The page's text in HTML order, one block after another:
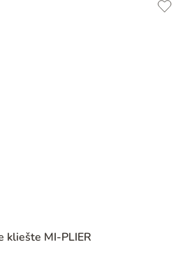
kliešte MI-PLIER
hodnotenie